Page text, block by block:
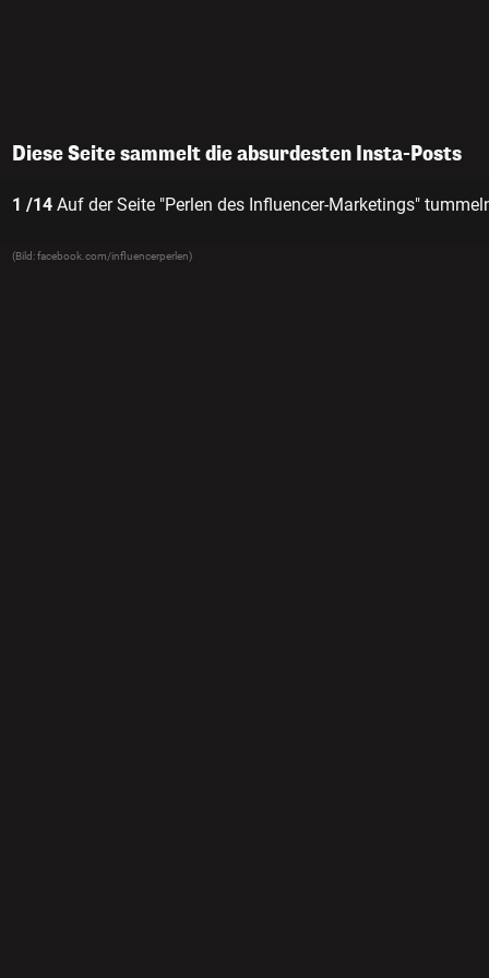
Diese Seite sammelt die absurdesten Insta-Posts
1 /14 Auf der Seite "Perlen des Influencer-Marketings"
(Bild: facebook.com/influencerperlen)